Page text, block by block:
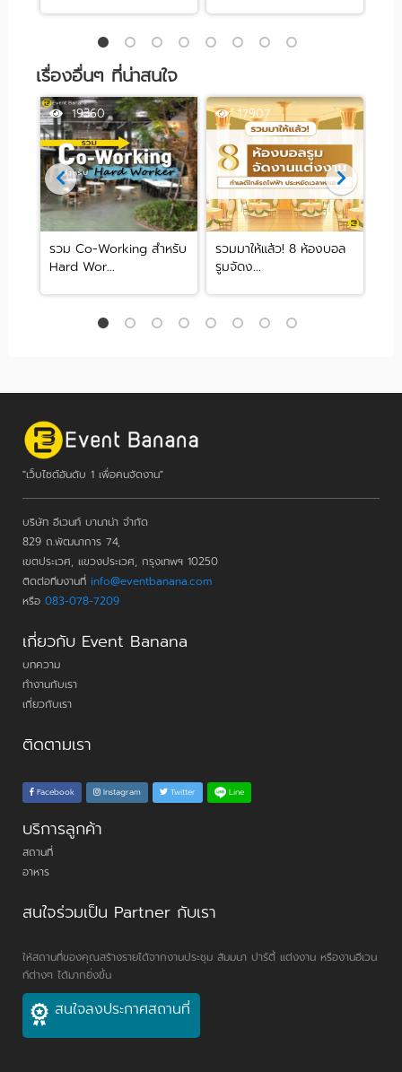
เรื่องอื่นๆ ที่น่าสนใจ
19360
รวม Co-Working สำหรับ
Hard Wor...
17907
รวมมาให้แล้ว! 8 ห้องบอล
รูมจัดง...
"เว็บไซต์อันดับ 1 เพื่อคนจัดงาน"
บริษัท อีเวนท์ บานาน่า จำกัด
829 ถ.พัฒนาการ 74,
เขตประเวศ, แขวงประเวศ, กรุงเทพฯ 10250
ติดต่อทีมงานที่ info@eventbanana.com
หรือ 083-078-7209
เกี่ยวกับ Event Banana
บทความ
ทำงานกับเรา
เกี่ยวกับเรา
ติดตามเรา
Facebook Instagram Twitter Line
บริการลูกค้า
สถานที่
อาหาร
สนใจร่วมเป็น Partner กับเรา
ให้สถานที่ของคุณสร้างรายได้จากงานประชุม สัมมนา ปาร์ตี้ แต่งงาน หรืองานอีเวน
ท์ต่างๆ ได้มากยิ่งขึ้น
สนใจลงประกาศสถานที่